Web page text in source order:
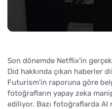
Son dönemde Netflix'in
Did hakkında çıkan haberler
Futurism'in raporuna göre
fotoğrafların yapay zeka
ediliyor. Bazı fotoğraflarda